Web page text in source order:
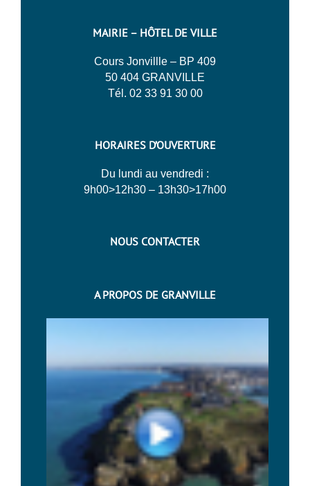
MAIRIE – HÔTEL DE VILLE
Cours Jonvillle – BP 409
50 404 GRANVILLE
Tél. 02 33 91 30 00
HORAIRES D’OUVERTURE
Du lundi au vendredi :
9h00>12h30 – 13h30>17h00
NOUS CONTACTER
A PROPOS DE GRANVILLE